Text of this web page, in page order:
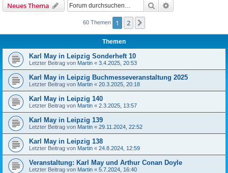
Neues Thema Suche
60 Themen 1 2
Themen
Karl May in Leipzig Sonderheft 10
Letzter Beitrag von Martin « 3.4.2025, 20:53
Karl May in Leipzig Buchmesseveranstaltung 2025
Letzter Beitrag von Martin « 20.3.2025, 20:18
Karl May in Leipzig 140
Letzter Beitrag von Martin « 2.3.2025, 13:57
Karl May in Leipzig 139
Letzter Beitrag von Martin « 29.11.2024, 22:52
Karl May in Leipzig 138
Letzter Beitrag von Martin « 24.8.2024, 12:59
Veranstaltung: Karl May und Arthur Conan Doyle
Letzter Beitrag von Martin « 5.7.2024, 16:40